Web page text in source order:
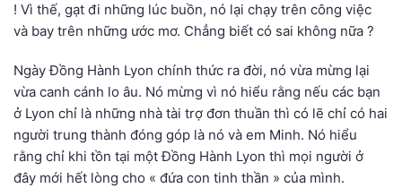
! Vì thế, gạt đi những lúc buồn, nó lại chạy trên công việc
và bay trên những ước mơ. Chẳng biết có sai không nữa ?
Ngày Đồng Hành Lyon chính thức ra đời, nó vừa mừng lại
vừa canh cánh lo âu. Nó mừng vì nó hiểu rằng nếu các bạn
ở Lyon chỉ là những nhà tài trợ đơn thuần thì có lẽ chỉ có hai
người trung thành đóng góp là nó và em Minh. Nó hiểu
rằng chỉ khi tồn tại một Đồng Hành Lyon thì mọi người ở
đây mới hết lòng cho « đứa con tinh thần » của mình.